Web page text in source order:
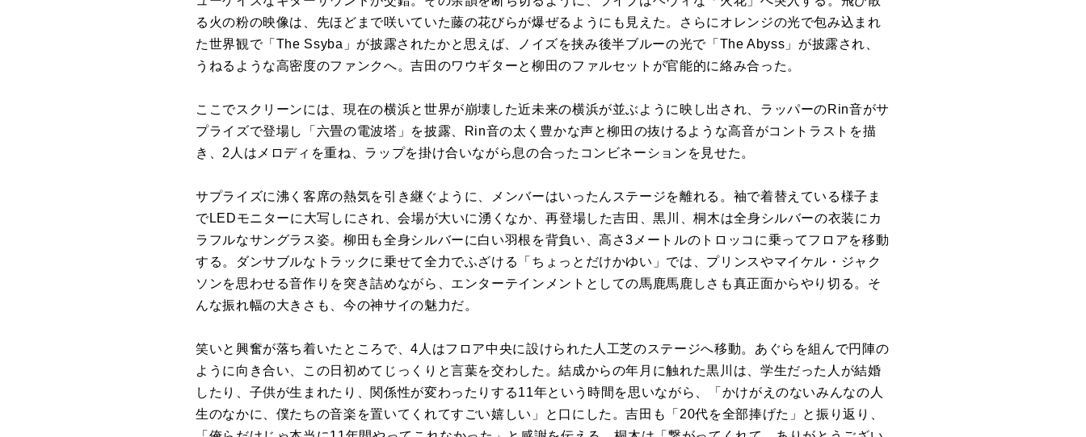
る火の粉の映像は、先ほどまで咲いていた藤の花びらが爆ぜるようにも見えた。さらにオレンジの光で包み込まれ
た世界観で「The Ssyba」が披露されたかと思えば、ノイズを挟み後半ブルーの光で「The Abyss」が披露され、
うねるような高密度のファンクへ。吉田のワウギターと柳田のファルセットが官能的に絡み合った。
ここでスクリーンには、現在の横浜と世界が崩壊した近未来の横浜が並ぶように映し出され、ラッパーのRin音がサ
プライズで登場し「六畳の電波塔」を披露、Rin音の太く豊かな声と柳田の抜けるような高音がコントラストを描
き、2人はメロディを重ね、ラップを掛け合いながら息の合ったコンビネーションを見せた。
サプライズに沸く客席の熱気を引き継ぐように、メンバーはいったんステージを離れる。袖で着替えている様子ま
でLEDモニターに大写しにされ、会場が大いに湧くなか、再登場した吉田、黒川、桐木は全身シルバーの衣装にカ
ラフルなサングラス姿。柳田も全身シルバーに白い羽根を背負い、高さ3メートルのトロッコに乗ってフロアを移動
する。ダンサブルなトラックに乗せて全力でふざける「ちょっとだけかゆい」では、プリンスやマイケル・ジャク
ソンを思わせる音作りを突き詰めながら、エンターテインメントとしての馬鹿馬鹿しさも真正面からやり切る。そ
んな振れ幅の大きさも、今の神サイの魅力だ。
笑いと興奮が落ち着いたところで、4人はフロア中央に設けられた人工芝のステージへ移動。あぐらを組んで円陣の
ように向き合い、この日初めてじっくりと言葉を交わした。結成からの年月に触れた黒川は、学生だった人が結婚
したり、子供が生まれたり、関係性が変わったりする11年という時間を思いながら、「かけがえのないみんなの人
生のなかに、僕たちの音楽を置いてくれてすごい嬉しい」と口にした。吉田も「20代を全部捧げた」と振り返り、